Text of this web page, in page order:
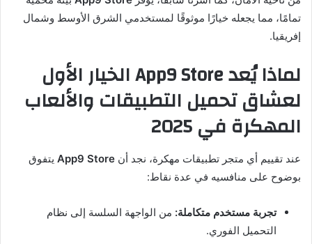
تمامًا، مما يجعله خيارًا موثوقًا لمستخدمي الشرق الأوسط وشمال
إفريقيا.
لماذا يُعد App9 Store الخيار الأول
لعشاق تحميل التطبيقات والألعاب
المهكرة في 2025
عند تقييم أي متجر تطبيقات مهكرة، نجد أن App9 Store يتفوق
بوضوح على منافسيه في عدة نقاط:
تجربة مستخدم متكاملة: من الواجهة السلسة إلى نظام
التحميل الفوري.